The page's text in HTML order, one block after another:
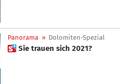
Panorama » Dolomiten-Spezial
 Sie trauen sich 2021?